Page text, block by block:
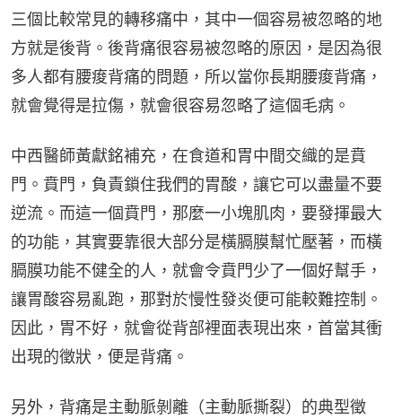
三個比較常見的轉移痛中，其中一個容易被忽略的地
方就是後背。後背痛很容易被忽略的原因，是因為很
多人都有腰痠背痛的問題，所以當你長期腰痠背痛，
就會覺得是拉傷，就會很容易忽略了這個毛病。
中西醫師黃獻銘補充，在食道和胃中間交織的是賁
門。賁門，負責鎖住我們的胃酸，讓它可以盡量不要
逆流。而這一個賁門，那麼一小塊肌肉，要發揮最大
的功能，其實要靠很大部分是橫膈膜幫忙壓著，而橫
膈膜功能不健全的人，就會令賁門少了一個好幫手，
讓胃酸容易亂跑，那對於慢性發炎便可能較難控制。
因此，胃不好，就會從背部裡面表現出來，首當其衝
出現的徵狀，便是背痛。
另外，背痛是主動脈剝離（主動脈撕裂）的典型徵